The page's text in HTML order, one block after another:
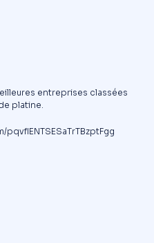
entreprises classées
platine.